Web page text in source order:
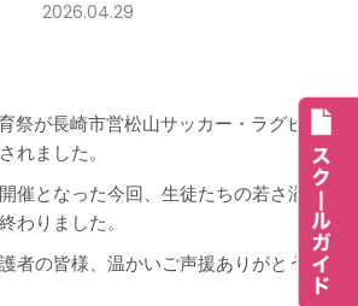
2026.04.29
祭が長崎市営松山サッカー・ラグビー
れました。
催となった今回、生徒たちの若さ溢れ
わりました。
者の皆様、温かいご声援ありがとうご